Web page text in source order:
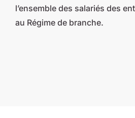
l’ensemble des salariés des
au Régime de branche.